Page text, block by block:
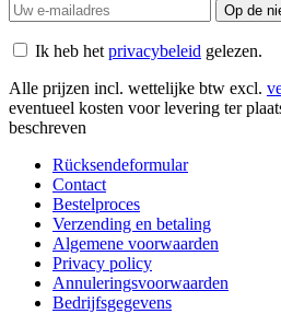
Op de
Ik heb het privacybeleid gelezen.
Alle prijzen incl. wettelijke btw excl.
eventueel kosten voor levering ter
beschreven
Rücksendeformular
Contact
Bestelproces
Verzending en betaling
Algemene voorwaarden
Privacy policy
Annuleringsvoorwaarden
Bedrijfsgegevens